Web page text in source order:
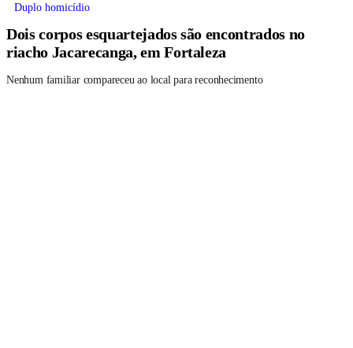
Duplo homicídio
Dois corpos esquartejados são encontrados no
riacho Jacarecanga, em Fortaleza
Nenhum familiar compareceu ao local para reconhecimento